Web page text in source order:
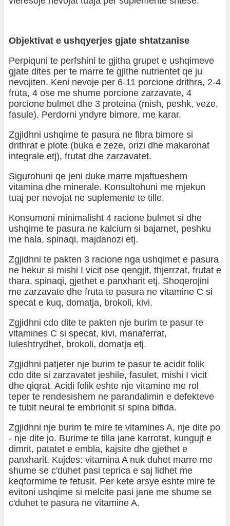
Objektivat e ushqyerjes gjate shtatzanise
Perpiquni te perfshini te gjitha grupet e ushqimeve
gjate dites per te marre te gjithe nutrientet qe ju
nevojiten. Keni nevoje per 6-11 porcione drithra, 2-4
fruta, 4 ose me shume porcione zarzavate, 4
porcione bulmet dhe 3 proteina (mish, peshk, veze,
fasule). Perdorni yndyre bimore, me karar.
Zgjidhni ushqime te pasura ne fibra bimore si
drithrat e plote (buka e zeze, orizi dhe makaronat
integrale etj), frutat dhe zarzavatet.
Sigurohuni qe jeni duke marre mjaftueshem
vitamina dhe minerale. Konsultohuni me mjekun
tuaj per nevojat ne suplemente te tille.
Konsumoni minimalisht 4 racione bulmet si dhe
ushqime te pasura ne kalcium si bajamet, peshku
me hala, spinaqi, majdanozi etj.
Zgjidhni te pakten 3 racione nga ushqimet e pasura
ne hekur si mishi I vicit ose qengjit, thjerrzat, frutat e
thara, spinaqi, gjethet e panxharit etj. Shoqerojini
me zarzavate dhe fruta te pasura ne vitamine C si
specat e kuq, domatja, brokoli, kivi.
Zgjidhni cdo dite te pakten nje burim te pasur te
vitamines C si specat, kivi, manaferrat,
luleshtrydhet, brokoli, domatja etj.
Zgjidhni patjeter nje burim te pasur te acidit folik
cdo dite si zarzavatet jeshile, fasulet, mishi I vicit
dhe qiqrat. Acidi folik eshte nje vitamine me rol
teper te rendesishem ne parandalimin e defekteve
te tubit neural te embrionit si spina bifida.
Zgjidhni nje burim te mire te vitamines A, nje dite po
- nje dite jo. Burime te tilla jane karrotat, kungujt e
dimrit, patatet e embla, kajsite dhe gjethet e
panxharit. Kujdes: vitamina A nuk duhet marre me
shume se c'duhet pasi teprica e saj lidhet me
keqformime te fetusit. Per kete arsye eshte mire te
evitoni ushqime si melcite pasi jane me shume se
c'duhet te pasura ne vitamine A.